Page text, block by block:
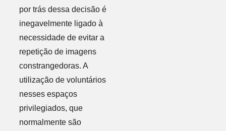
por trás dessa decisão é
inegavelmente ligado à
necessidade de evitar a
repetição de imagens
constrangedoras. A
utilização de voluntários
nesses espaços
privilegiados, que
normalmente são